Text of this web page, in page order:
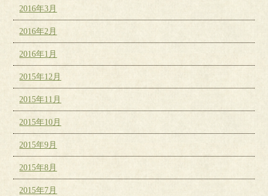
2016年3月
2016年2月
2016年1月
2015年12月
2015年11月
2015年10月
2015年9月
2015年8月
2015年7月